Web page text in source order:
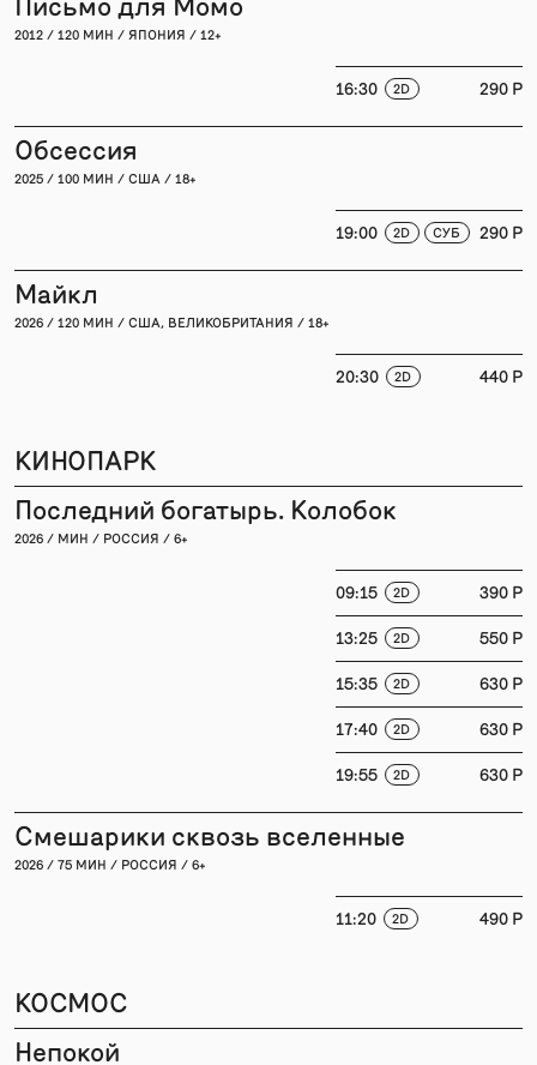
2012 / 120 МИН / ЯПОНИЯ / 12+
16:30 2D 290 P
Обсессия
2025 / 100 МИН / США / 18+
19:00 2D СУБ 290 P
Майкл
2026 / 120 МИН / США, ВЕЛИКОБРИТАНИЯ / 18+
20:30 2D 440 P
КИНОПАРК
Последний богатырь. Колобок
2026 / МИН / РОССИЯ / 6+
09:15 2D 390 P
13:25 2D 550 P
15:35 2D 630 P
17:40 2D 630 P
19:55 2D 630 P
Смешарики сквозь вселенные
2026 / 75 МИН / РОССИЯ / 6+
11:20 2D 490 P
КОСМОС
Непокой